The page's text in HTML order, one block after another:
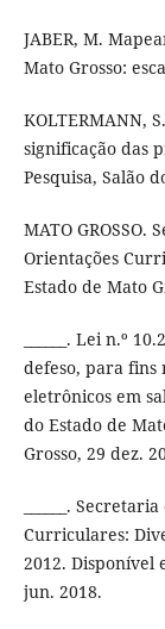
JABER, M.
Mato Grosso:
KOLTERMANN,
significação das
Pesquisa, Salão
MATO GROSSO.
Orientações
Estado de Mato
______. Lei n.º
defeso, para fins
eletrônicos em
do Estado de
Grosso, 29 dez.
______.
Curriculares:
2012. Disponível
jun. 2018.